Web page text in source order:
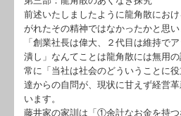
前述いたしましたように龍角散にお
がれたその精神ではなかったかと思い
「創業社長は偉大、２代目は維持で
潰し」なんてことは龍角散には無用の
常に「当社は社会のどういうことに
達からの自問が、現状に甘えず経営
います。
藤井家の家訓は「①余計なお金を持